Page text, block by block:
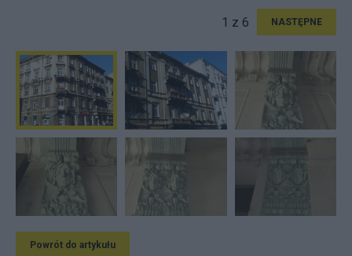
1 z 6 NASTĘPNE
Powrót do artykułu